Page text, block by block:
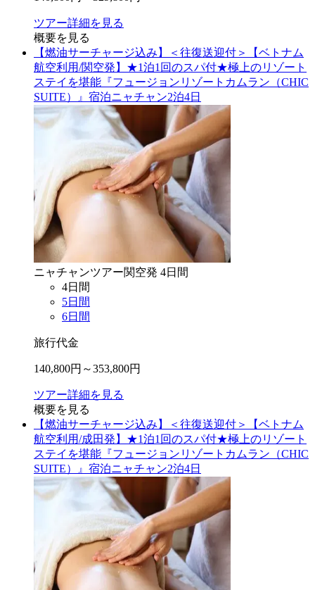
ツアー詳細を見る
概要を見る
【燃油サーチャージ込み】＜往復送迎付＞【ベトナム
航空利用/関空発】★1泊1回のスパ付★極上のリゾート
ステイを堪能『フュージョンリゾートカムラン（CHIC
SUITE）』宿泊ニャチャン2泊4日
ニャチャンツアー関空発 4日間
4日間
5日間
6日間
旅行代金
140,800円～353,800円
ツアー詳細を見る
概要を見る
【燃油サーチャージ込み】＜往復送迎付＞【ベトナム
航空利用/成田発】★1泊1回のスパ付★極上のリゾート
ステイを堪能『フュージョンリゾートカムラン（CHIC
SUITE）』宿泊ニャチャン2泊4日